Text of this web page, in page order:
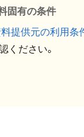
固有の条件
提供元の利用条
ください。